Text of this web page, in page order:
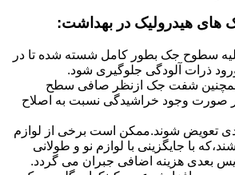
هیدرولیک در بهداشت:
سطوح جک بطور کامل شسته شده تا در
ورود ذرات آلودگی جلوگیری شود.
همچنین شفت جک ازنظر صافی سطح
صورت وجود خراشیدگی نسبت به اصلاح
تعویض شوند.ممکن است برخی از لوازم
با جایگزینی با لوازم نو و طولانی
بعدی هزینه اضافی جبران می گردد.